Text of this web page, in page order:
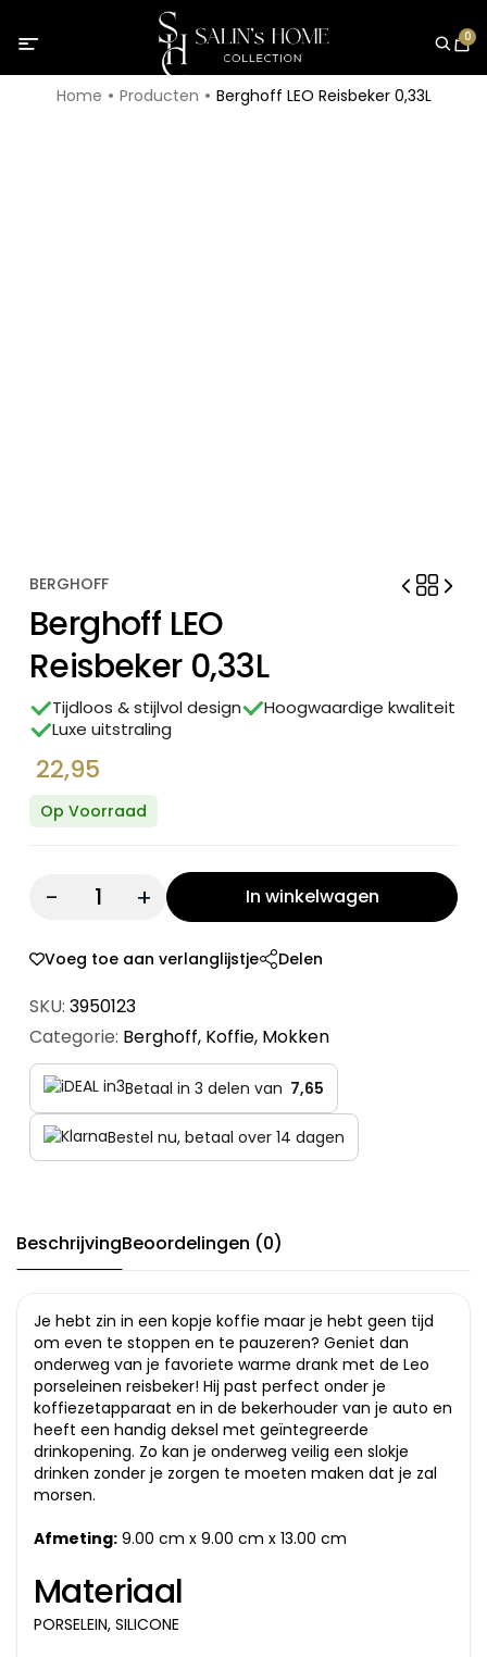
0
Home Producten Berghoff LEO Reisbeker 0,33L
BERGHOFF
Berghoff LEO
Reisbeker 0,33L
Tijdloos & stijlvol design
Hoogwaardige kwaliteit
Luxe uitstraling
22,95
Op Voorraad
Quantity: In winkelwagen
Voeg toe aan verlanglijstje Delen
SKU: 3950123
Categorie: Berghoff, Koffie, Mokken
Betaal in 3 delen van 7,65
Bestel nu, betaal over 14 dagen
BeschrijvingBeoordelingen (0)
Je hebt zin in een kopje koffie maar je hebt geen tijd
om even te stoppen en te pauzeren? Geniet dan
onderweg van je favoriete warme drank met de Leo
porseleinen reisbeker! Hij past perfect onder je
koffiezetapparaat en in de bekerhouder van je auto en
heeft een handig deksel met geïntegreerde
drinkopening. Zo kan je onderweg veilig een slokje
drinken zonder je zorgen te moeten maken dat je zal
morsen.
Afmeting: 9.00 cm x 9.00 cm x 13.00 cm
Materiaal
PORSELEIN, SILICONE